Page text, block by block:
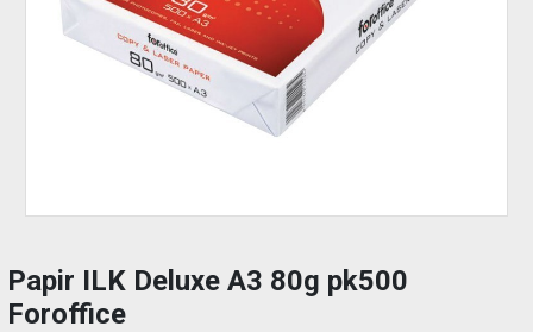
nameštaj
Prijava
Registracija
Papir ILK Deluxe A3 80g pk500
Foroffice